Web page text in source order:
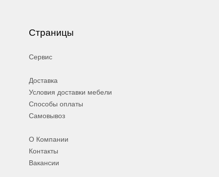
Страницы
Сервис
Доставка
Условия доставки мебели
Способы оплаты
Самовывоз
О Компании
Контакты
Вакансии